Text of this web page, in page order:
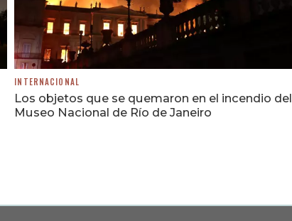
INTERNACIONAL
Los objetos que se quemaron en el incendio del
Museo Nacional de Río de Janeiro